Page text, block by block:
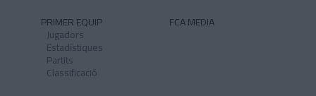
PRIMER EQUIP
Jugadors
Estadístiques
Partits
Classificació
FCA MEDIA